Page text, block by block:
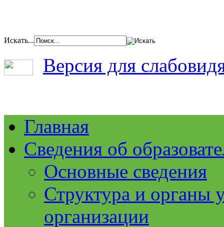
Искать...
Версия для
Главная
Сведения об
Основные сведения
Структура и органы
организации